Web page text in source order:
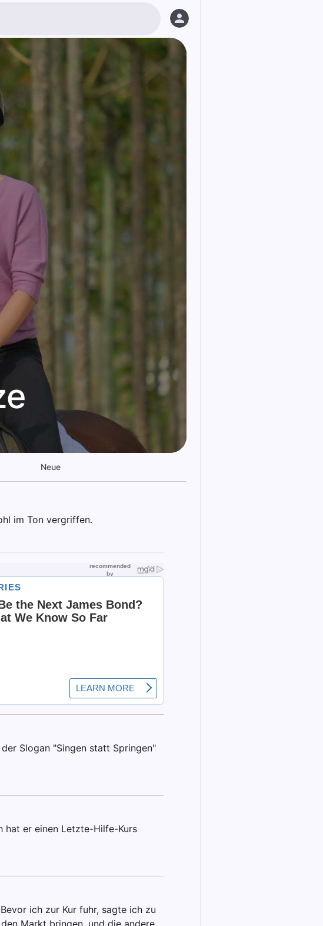
Neue
im Ton vergriffen.
Slogan "Singen statt Springen"
hat er einen Letzte-Hilfe-Kurs
ich zur Kur fuhr, sagte ich zu
Markt bringen, und die andere